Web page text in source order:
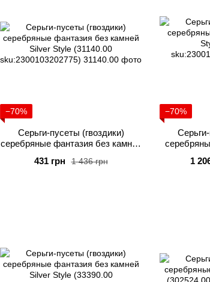
−70%
Серьги-пусеты (гвоздики)
серебряные фантазия без камней
sku:2300103202775)
1 436 грн
431 грн
−70%
1